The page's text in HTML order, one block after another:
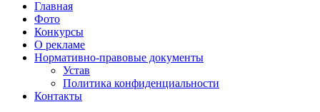
Народная трибуна
Калининская районная газета
Главная
Фото
Конкурсы
О рекламе
Нормативно-правовые документы
Устав
Политика конфиденциальности
Контакты